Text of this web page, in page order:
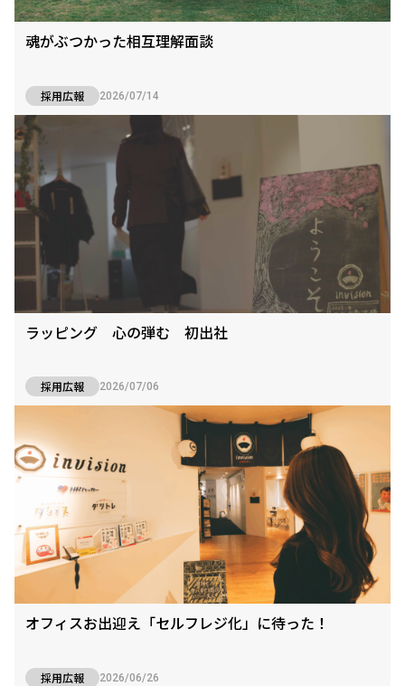
魂がぶつかった相互理解面談
採用広報 2026/07/14
ラッピング 心の弾む 初出社
採用広報 2026/07/06
オフィスお出迎え「セルフレジ化」に待った！
採用広報 2026/06/26